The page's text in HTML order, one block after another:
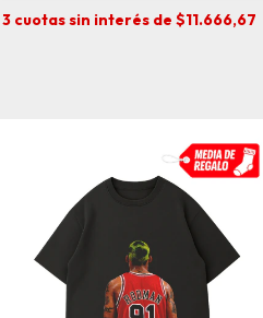
3 cuotas sin interés de $11.666,67